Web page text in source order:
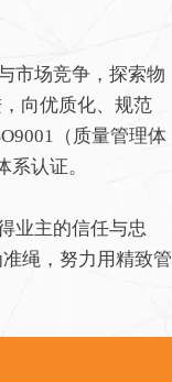
市场竞争，探索物
向优质化、规范
（质量管理体
认证。
业主的信任与忠
绳，努力用精致管